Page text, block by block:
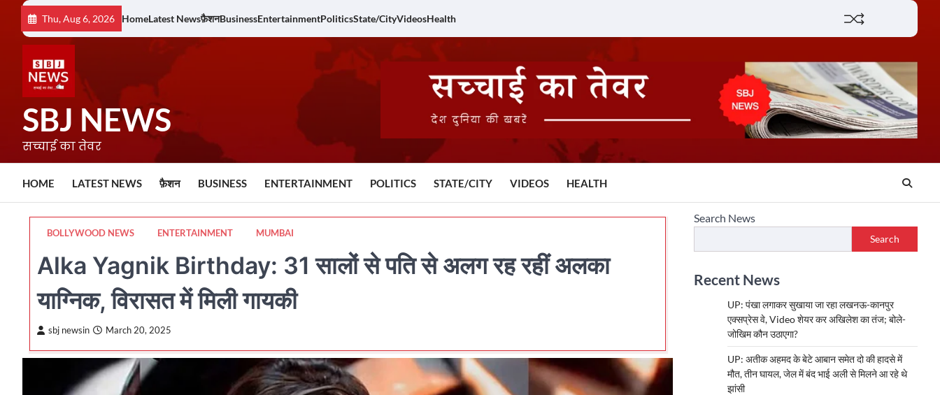
content
Thu, Aug 6, 2026 HomeLatest Newsफ़ैशनBusinessEntertainmentPoliticsState/CityVideosHealth
SBJ NEWS
सच्चाई का तेवर
HOME LATEST NEWS फ़ैशन BUSINESS ENTERTAINMENT POLITICS STATE/CITY VIDEOS HEALTH
BOLLYWOOD NEWS ENTERTAINMENT MUMBAI
Alka Yagnik Birthday: 31 सालों से पति से अलग रह रहीं अलका
याग्निक, विरासत में मिली गायकी
sbj newsin March 20, 2025
Search News
Search
Recent News
UP: पंखा लगाकर सुखाया जा रहा लखनऊ-कानपुर
एक्सप्रेस वे, Video शेयर कर अखिलेश का तंज; बोले-
जोखिम कौन उठाएगा?
UP: अतीक अहमद के बेटे आबान समेत दो की हादसे में
मौत, तीन घायल, जेल में बंद भाई अली से मिलने आ रहे थे
झांसी